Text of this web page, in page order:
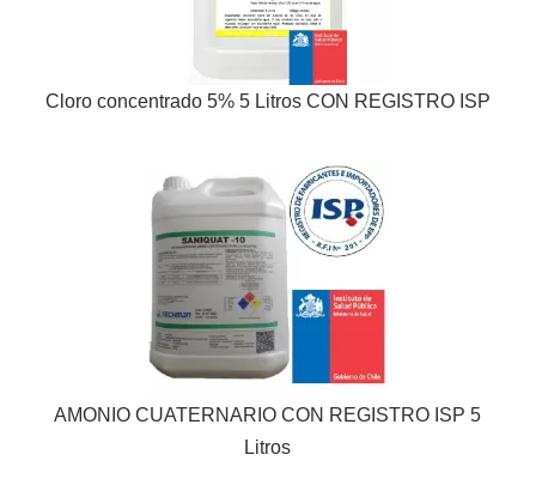
Cloro concentrado 5% 5 Litros CON REGISTRO ISP
AMONIO CUATERNARIO CON REGISTRO ISP 5
Litros